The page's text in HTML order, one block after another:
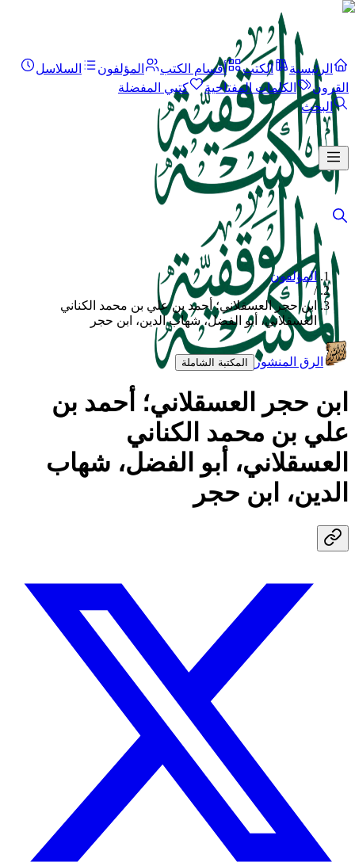
الرئيسية الكتب أقسام الكتب المؤلفون
السلاسل
القرون
الكلمات المفتاحية
كتبي المفضلة
البحث
المؤلفون
/
ابن حجر العسقلاني؛ أحمد بن علي بن محمد الكناني
العسقلاني، أبو الفضل، شهاب الدين، ابن حجر
الرق المنشور المكتبة الشاملة
ابن حجر العسقلاني؛ أحمد بن
علي بن محمد الكناني
العسقلاني، أبو الفضل، شهاب
الدين، ابن حجر